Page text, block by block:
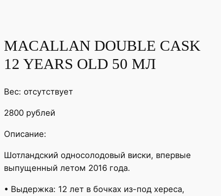
MACALLAN DOUBLE CASK
12 YEARS OLD 50 МЛ
Вес: отсутствует
2800 рублей
Описание:
Шотландский односолодовый виски, впервые
выпущенный летом 2016 года.
• Выдержка: 12 лет в бочках из-под хереса,